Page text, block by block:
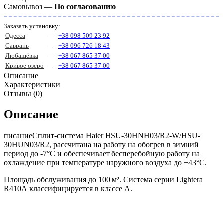
Самовывоз — По согласованию
Заказать установку:
Одесса
— +38 098 509 23 92
Саврань
— +38 096 726 18 43
Любашёвка
— +38 067 865 37 00
Кривое озеро — +38 067 865 37 00
Описание
Характеристики
Отзывы (0)
Описание
писаниеСплит-система Haier HSU-30HNH03/R2-W/HSU-
30HUN03/R2, рассчитана на работу на обогрев в зимний
период до -7°C и обеспечивает бесперебойную работу на
охлаждение при температуре наружного воздуха до +43°C.
Площадь обслуживания до 100 м². Система серии Lightera
R410А классифицируется в классе А.